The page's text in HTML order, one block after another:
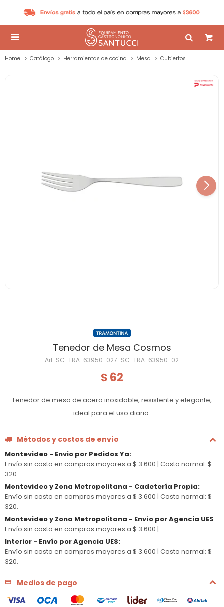

Home Catálogo Herramientas de cocina Mesa Cubiertos
Tenedor de Mesa Cosmos
SC-TRA-63950-027-SC-TRA-63950-02
$ 62
Tenedor de mesa de acero inoxidable, resistente y elegante,
ideal para el uso diario.
Métodos y costos de envío
Montevideo - Envio por Pedidos Ya:
Envío sin costo en compras mayores a $ 3.600 | Costo normal: $
320.
Montevideo y Zona Metropolitana - Cadetería Propia:
Envío sin costo en compras mayores a $ 3.600 | Costo normal: $
320.
Montevideo y Zona Metropolitana - Envío por Agencia UES
Envío sin costo en compras mayores a $ 3.600 |
Interior - Envío por Agencia UES:
Envío sin costo en compras mayores a $ 3.600 | Costo normal: $
320.
Medios de pago